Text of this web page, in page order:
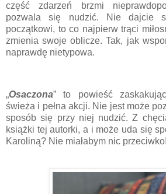
część zdarzeń brzmi
pozwala się nudzić. Nie dajcie
początkowi, to co najpierw trąci
zmienia swoje oblicze. Tak, jak
naprawdę nietypowa.
„Osaczona” to powieść
świeża i pełna akcji. Nie jest może
sposób się przy niej nudzić. Z
książki tej autorki, a i może uda się
Karoliną? Nie miałabym nic przeciwko!